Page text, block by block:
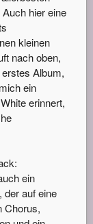
hier eine
kleinen
nach oben,
Album,
ein
erinnert,
ein
der auf eine
Chorus,